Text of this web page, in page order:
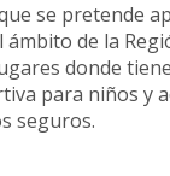
se pretende
ámbito de la
donde
para niños y
seguros.